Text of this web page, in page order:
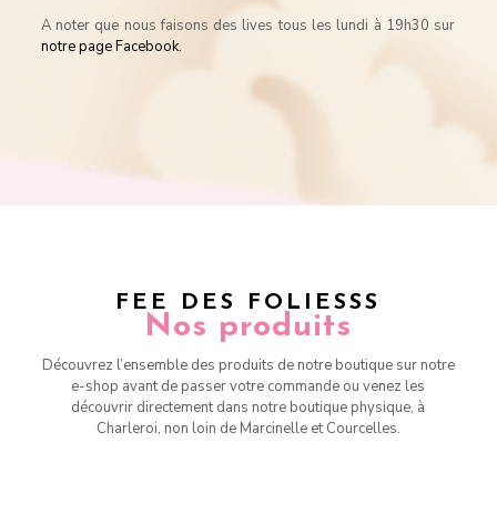
A noter que nous faisons des lives tous les lundi à 19h30 sur
notre page Facebook.
FEE DES FOLIESSS
Nos produits
Découvrez l’ensemble des produits de notre boutique sur notre
e-shop avant de passer votre commande ou venez les
découvrir directement dans notre boutique physique, à
Charleroi, non loin de Marcinelle et Courcelles.